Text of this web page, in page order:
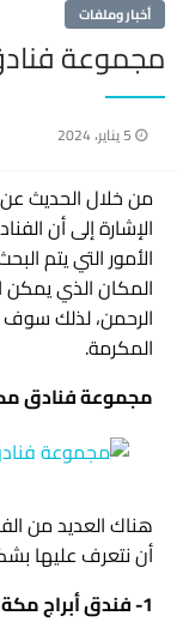
أخبار وملفات
مجموعة
نُشر
5 يناير، 2024
من خلال الحديث
الإشارة إلى أن
الأمور التي يتم
المكان الذي يمكن
الرحمن، لذلك
المكرمة.
مجموعة فنادق
هناك العديد من
أن نتعرف عليها
1- فندق أبراج مكة ميلينيوم